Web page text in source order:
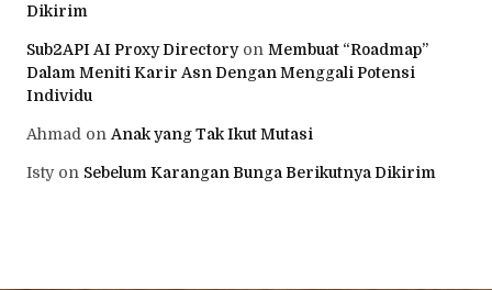
Dikirim
Sub2API AI Proxy Directoryon Membuat “Roadmap”
Dalam Meniti Karir Asn Dengan Menggali Potensi
Individu
Ahmad on Anak yang Tak Ikut Mutasi
Istyon Sebelum Karangan Bunga Berikutnya Dikirim